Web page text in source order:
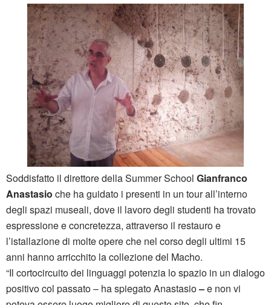
Soddisfatto il direttore della Summer School Gianfranco
Anastasio che ha guidato i presenti in un tour all’interno
degli spazi museali, dove il lavoro degli studenti ha trovato
espressione e concretezza, attraverso il restauro e
l’istallazione di molte opere che nel corso degli ultimi 15
anni hanno arricchito la collezione del Macho.
“Il cortocircuito dei linguaggi potenzia lo spazio in un dialogo
positivo col passato – ha spiegato Anastasio–e non vi